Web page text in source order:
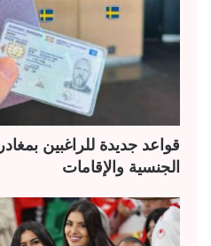
قواعد جديدة للراغبين
الجنسية والإقامات